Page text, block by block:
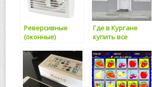
Реверсивные
(оконные)
Где в Кургане
купить все
ухода за
инвалидом?